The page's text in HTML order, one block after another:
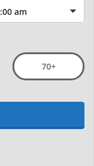
70+